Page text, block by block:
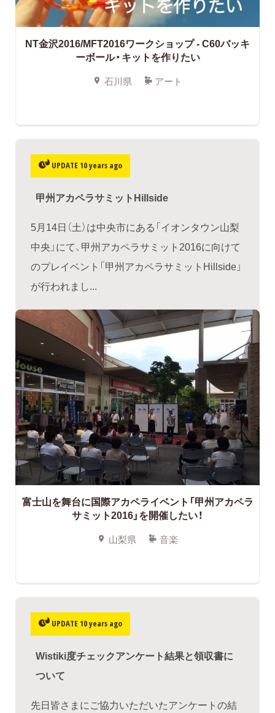
NT金沢2016/MFT2016ワークショップ - C60バッキ
ーボール・キットを作りたい
石川県 アート
UPDATE 10 years ago
甲州アカペラサミットHillside
5月14日（土）は中央市にある「イオンタウン山梨
中央」にて、甲州アカペラサミット2016に向けて
のプレイベント「甲州アカペラサミットHillside」
が行われまし...
富士山を舞台に国際アカペライベント「甲州アカペラ
サミット2016」を開催したい！
山梨県 音楽
UPDATE 10 years ago
Wistiki度チェックアンケート結果と領収書に
ついて
先日皆さまにご協力いただいたアンケートの結